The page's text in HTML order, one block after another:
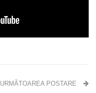
URMĂTOAREA POSTARE